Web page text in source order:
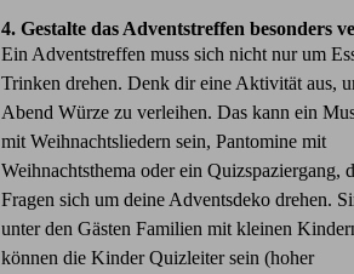
4. Gestalte das Adventstreffen besonders
Ein Adventstreffen muss sich nicht nur um
Trinken drehen. Denk dir eine Aktivität aus,
Abend Würze zu verleihen. Das kann ein
mit Weihnachtsliedern sein, Pantomine mit
Weihnachtsthema oder ein Quizspaziergang,
Fragen sich um deine Adventsdeko drehen.
unter den Gästen Familien mit kleinen
können die Kinder Quizleiter sein (hoher